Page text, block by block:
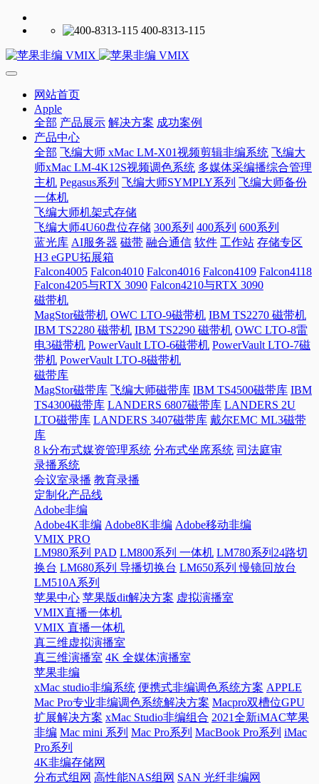
400-8313-115
网站首页
Apple
全部 产品展示 解决方案 成功案例
产品中心
全部 飞编大师 xMac LM-X01视频剪辑非编系统 飞编大
师xMac LM-4K12S视频调色系统 多媒体采编播综合管理
主机 Pegasus系列 飞编大师SYMPLY系列 飞编大师备份
一体机
飞编大师机架式存储
飞编大师4U60盘位存储 300系列 400系列 600系列
蓝光库 AI服务器 磁带 融合通信 软件 工作站 存储专区
H3 eGPU拓展箱
Falcon4005 Falcon4010 Falcon4016 Falcon4109 Falcon4118
Falcon4205与RTX 3090 Falcon4210与RTX 3090
磁带机
MagStor磁带机 OWC LTO-9磁带机 IBM TS2270 磁带机
IBM TS2280 磁带机 IBM TS2290 磁带机 OWC LTO-8雷
电3磁带机 PowerVault LTO-6磁带机 PowerVault LTO-7磁
带机 PowerVault LTO-8磁带机
磁带库
MagStor磁带库 飞编大师磁带库 IBM TS4500磁带库 IBM
TS4300磁带库 LANDERS 6807磁带库 LANDERS 2U
LTO磁带库 LANDERS 3407磁带库 戴尔EMC ML3磁带
库
8 k分布式媒资管理系统 分布式坐席系统 司法庭审
录播系统
会议室录播 教育录播
定制化产品线
Adobe非编
Adobe4K非编 Adobe8K非编 Adobe移动非编
VMIX PRO
LM980系列 PAD LM800系列 一体机 LM780系列24路切
换台 LM680系列 导播切换台 LM650系列 慢镜回放台
LM510A系列
苹果中心 苹果版dit解决方案 虚拟演播室
VMIX直播一体机
VMIX 直播一体机
真三维虚拟演播室
真三维演播室 4K 全媒体演播室
苹果非编
xMac studio非编系统 便携式非编调色系统方案 APPLE
Mac Pro专业非编调色系统解决方案 Macpro双槽位GPU
扩展解决方案 xMac Studio非编组合 2021全新iMAC苹果
非编 Mac mini 系列 Mac Pro系列 MacBook Pro系列 iMac
Pro系列
4K非编存储网
分布式组网 高性能NAS组网 SAN 光纤非编网